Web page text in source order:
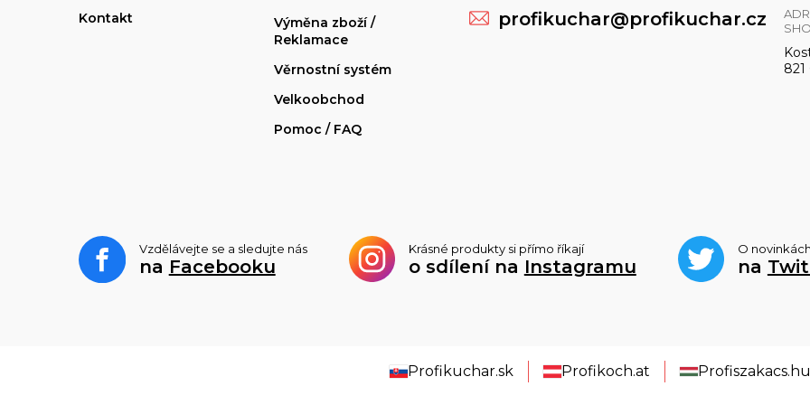
Kontakt
Výměna zboží /
Reklamace
Věrnostní systém
Velkoobchod
Pomoc / FAQ
profikuchar@profikuchar.cz
Vzdělávejte se a sledujte nás
na Facebooku
Krásné produkty si přímo říkají
o sdílení na Instagramu
O
na
Profikuchar.sk Profikoch.at Profiszakacs.hu